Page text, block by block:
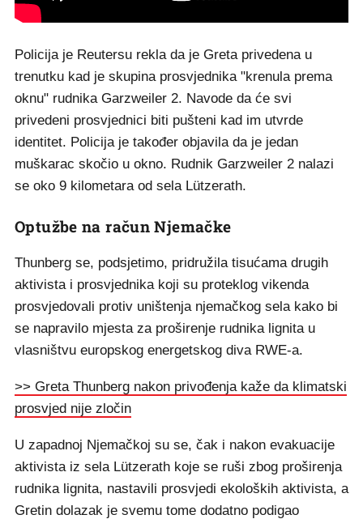
Policija je Reutersu rekla da je Greta privedena u
trenutku kad je skupina prosvjednika "krenula prema
oknu" rudnika Garzweiler 2. Navode da će svi
privedeni prosvjednici biti pušteni kad im utvrde
identitet. Policija je također objavila da je jedan
muškarac skočio u okno. Rudnik Garzweiler 2 nalazi
se oko 9 kilometara od sela Lützerath.
Optužbe na račun Njemačke
Thunberg se, podsjetimo, pridružila tisućama drugih
aktivista i prosvjednika koji su proteklog vikenda
prosvjedovali protiv uništenja njemačkog sela kako bi
se napravilo mjesta za proširenje rudnika lignita u
vlasništvu europskog energetskog diva RWE-a.
>> Greta Thunberg nakon privođenja kaže da klimatski
prosvjed nije zločin
U zapadnoj Njemačkoj su se, čak i nakon evakuacije
aktivista iz sela Lützerath koje se ruši zbog proširenja
rudnika lignita, nastavili prosvjedi ekoloških aktivista, a
Gretin dolazak je svemu tome dodatno podigao